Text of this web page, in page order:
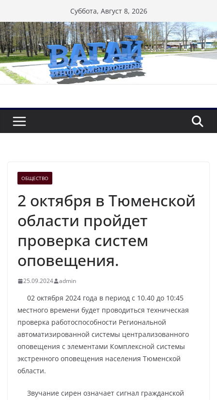
к
содержимому
Суббота, Август 8, 2026
ОБЩЕСТВО
2 октября в Тюменской
области пройдет
проверка систем
оповещения.
25.09.2024 admin
02 октября 2024 года в период с 10.40 до 10:45
местного времени будет проводиться техническая
проверка работоспособности Региональной
автоматизированной системы централизованного
оповещения с элементами Комплексной системы
экстренного оповещения населения Тюменской
области.
Звучание сирен означает сигнал гражданской